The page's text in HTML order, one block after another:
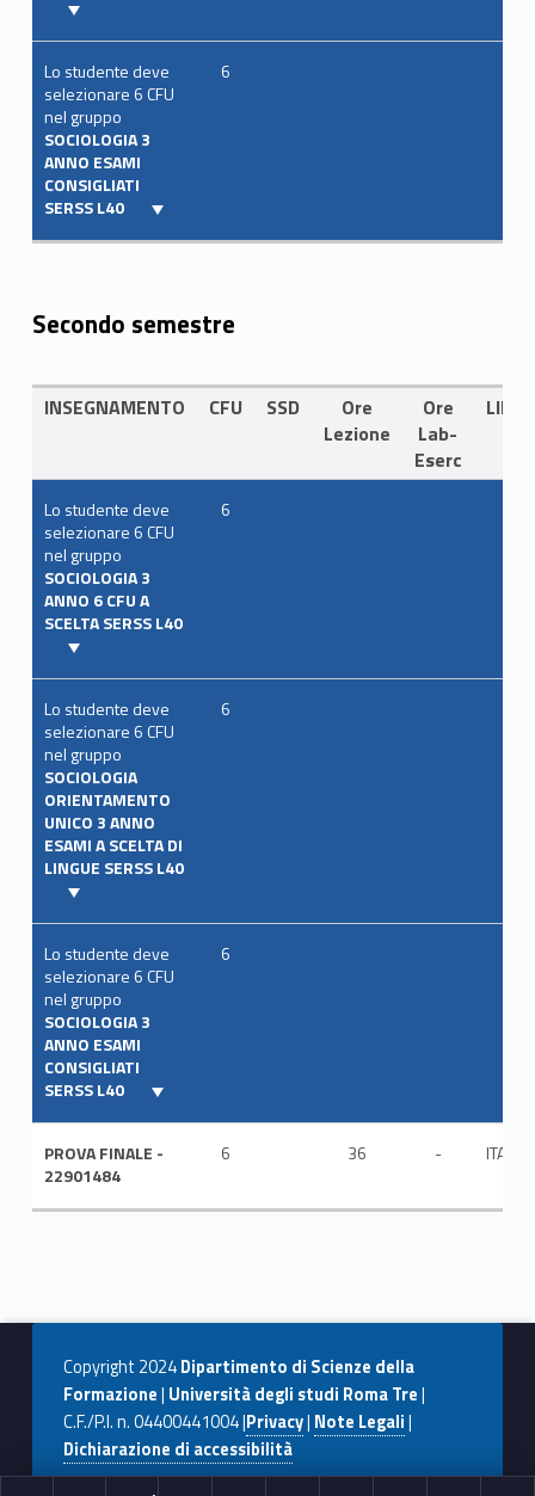
Lo studente deve
selezionare 6 CFU
nel gruppo
SOCIOLOGIA 3
ANNO ESAMI
CONSIGLIATI
SERSS L40
6
Secondo semestre
INSEGNAMENTO CFU SSD
Ore
Lezione
Ore
Lab-
Eserc
Lo studente deve
selezionare 6 CFU
nel gruppo
SOCIOLOGIA 3
ANNO 6 CFU A
SCELTA SERSS L40
6
Lo studente deve
selezionare 6 CFU
nel gruppo
SOCIOLOGIA
ORIENTAMENTO
UNICO 3 ANNO
ESAMI A SCELTA DI
LINGUE SERSS L40
6
Lo studente deve
selezionare 6 CFU
nel gruppo
SOCIOLOGIA 3
ANNO ESAMI
CONSIGLIATI
SERSS L40
6
PROVA FINALE -
22901484
6 36 - ITA
Copyright 2024Dipartimento di Scienze della
Formazione| Università degli studi Roma Tre|
C.F./P.I. n. 04400441004 |Privacy| Note Legali|
Dichiarazione di accessibilità